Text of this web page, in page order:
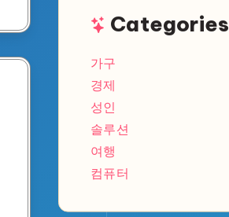
Categories
가구
경제
성인
솔루션
여행
컴퓨터